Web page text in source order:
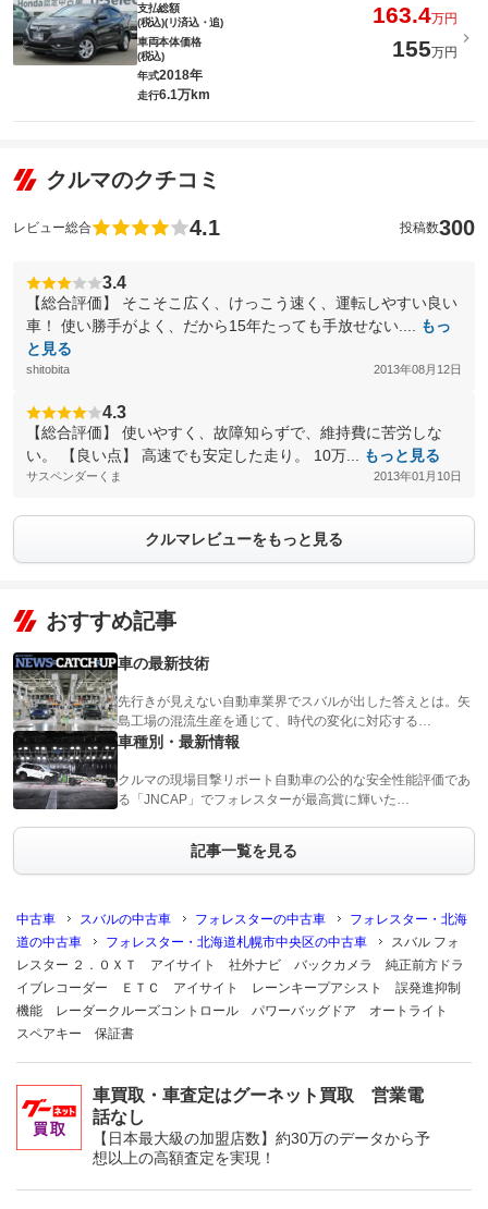
支払総額
(税込)(リ済込・追)
163.4万円
車両本体価格
(税込)
155万円
年式2018年
走行6.1万km
クルマのクチコミ
レビュー総合 4.1 投稿数300
3.4
【総合評価】 そこそこ広く、けっこう速く、運転しやすい良い
車！ 使い勝手がよく、だから15年たっても手放せない....
もっ
と見る
shitobita 2013年08月12日
4.3
【総合評価】 使いやすく、故障知らずで、維持費に苦労しな
い。 【良い点】 高速でも安定した走り。 10万...
もっと見る
サスペンダーくま 2013年01月10日
クルマレビューをもっと見る
おすすめ記事
車の最新技術
先行きが見えない自動車業界でスバルが出した答えとは。矢
島工場の混流生産を通じて、時代の変化に対応する…
車種別・最新情報
クルマの現場目撃リポート自動車の公的な安全性能評価であ
る「JNCAP」でフォレスターが最高賞に輝いた…
記事一覧を見る
中古車 スバルの中古車 フォレスターの中古車
フォレスター・北海
道の中古車
フォレスター・北海道札幌市中央区の中古車
スバル フォ
レスター ２．０ＸＴ アイサイト 社外ナビ バックカメラ 純正前方ドラ
イブレコーダー ＥＴＣ アイサイト レーンキープアシスト 誤発進抑制
機能 レーダークルーズコントロール パワーバッグドア オートライト
スペアキー 保証書
車買取・車査定はグーネット買取 営業電
話なし
【日本最大級の加盟店数】約30万のデータから予
想以上の高額査定を実現！